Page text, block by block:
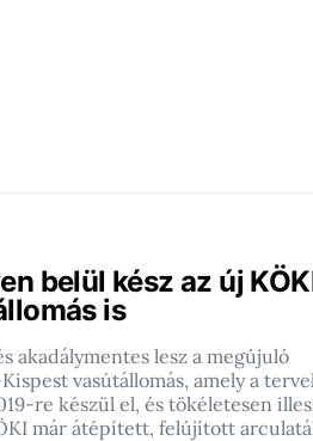
belül kész az új
is
akadálymentes lesz a megújuló
vasútállomás, amely a
re készül el, és tökéletesen
már átépített, felújított